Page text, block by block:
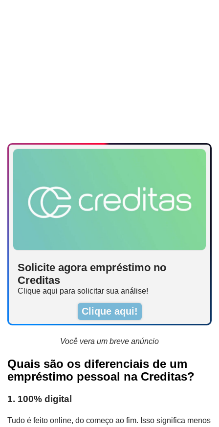
Solicite agora empréstimo no
Creditas
Clique aqui para solicitar sua análise!
Clique aqui!
Você vera um breve anúncio
Quais são os diferenciais de um
empréstimo pessoal na Creditas?
1. 100% digital
Tudo é feito online, do começo ao fim. Isso significa menos